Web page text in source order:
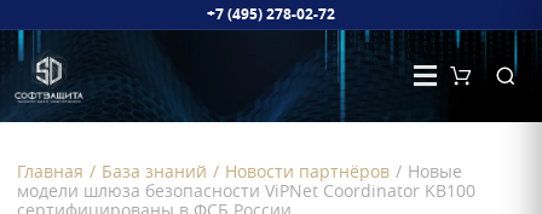
+7 (495) 278-02-72
Главная / База знаний / Новости партнёров / Новые
модели шлюза безопасности ViPNet Coordinator KB100